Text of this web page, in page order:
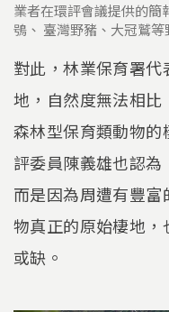
業者在環評會議提供的簡
鴞、 臺灣野豬、大冠鷲等
對此，林業保育署
地，自然度無法相
森林型保育類動物
評委員陳義雄也認為
而是因為周遭有豐
物真正的原始棲地
或缺。